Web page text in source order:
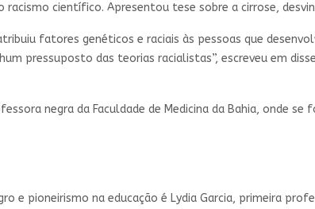
científico. Apresentou tese sobre a cirrose,
fatores genéticos e raciais às pessoas que
pressuposto das teorias racialistas”, escreveu em
negra da Faculdade de Medicina da Bahia, onde se
e pioneirismo na educação é Lydia Garcia, primeira